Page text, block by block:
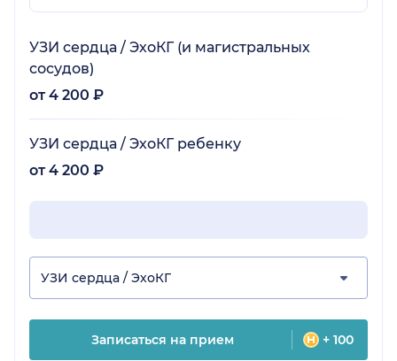
УЗИ сердца / ЭхоКГ (и магистральных
сосудов)
от 4 200 ₽
УЗИ сердца / ЭхоКГ ребенку
от 4 200 ₽
УЗИ сердца / ЭхоКГ
Записаться на прием + 100